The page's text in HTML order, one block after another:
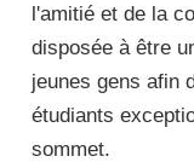
l'amitié et de la
disposée à être
jeunes gens afin
étudiants
sommet.